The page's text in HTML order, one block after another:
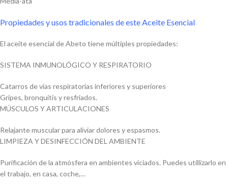
Propiedades y usos tradicionales de este Aceite Esencial
El aceite esencial de Abeto tiene múltiples propiedades:
SISTEMA INMUNOLÓGICO Y RESPIRATORIO
Catarros de vías respiratorias inferiores y superiores
Gripes, bronquitis y resfriados.
MÚSCULOS Y ARTICULACIONES
Relajante muscular para aliviar dolores y espasmos.
LIMPIEZA Y DESINFECCIÓN DEL AMBIENTE
Purificación de la atmósfera en ambientes viciados. Puedes utillizarlo en
el trabajo, en casa, coche,…